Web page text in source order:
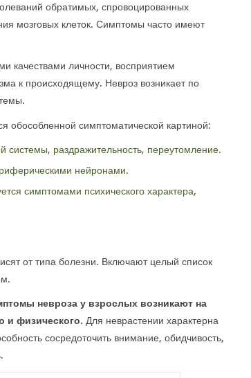
обратимых, спровоцированных
мозговых клеток. Симптомы часто имеют
качествами личности, восприятием
к происходящему. Невроз возникает по
обособленной симптоматической картиной:
раздражительность, переутомление.
нейронами.
симптомами психического характера,
от типа болезни. Включают целый список
невроза у взрослых возникают на
и физического. Для неврастении характерна
сосредоточить внимание, обидчивость,